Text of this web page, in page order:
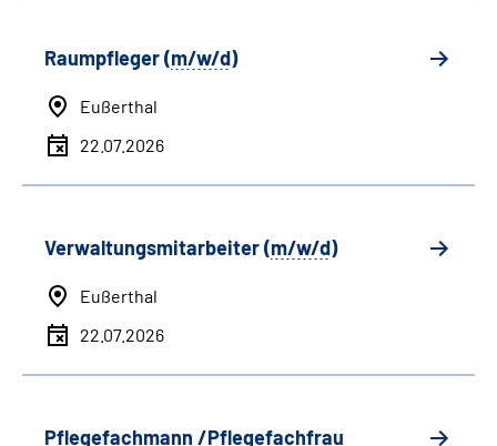
Raumpfleger (m/w/d)
Eußerthal
22.07.2026
Verwaltungsmitarbeiter (m/w/d)
Eußerthal
22.07.2026
Pflegefachmann /Pflegefachfrau